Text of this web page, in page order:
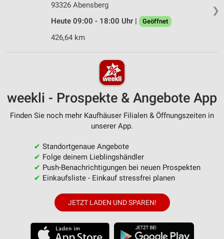
❯
93326 Abensberg
Heute 09:00 - 18:00 Uhr |
Geöffnet
426,64 km
weekli - Prospekte & Angebote App
Finden Sie noch mehr Kaufhäuser Filialen & Öffnungszeiten in
unserer App.
✔ Standortgenaue Angebote
✔ Folge deinem Lieblingshändler
✔ Push-Benachrichtigungen bei neuen Prospekten
✔ Einkaufsliste - Einkauf stressfrei planen
JETZT LADEN UND SPAREN!